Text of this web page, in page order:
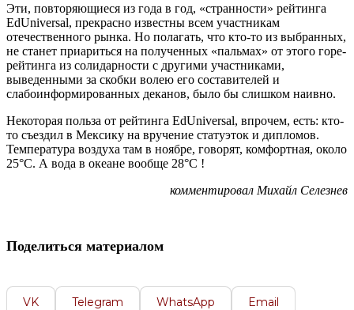
Эти, повторяющиеся из года в год, «странности» рейтинга
EdUniversal, прекрасно известны всем участникам
отечественного рынка. Но полагать, что кто-то из выбранных,
не станет приариться на полученных «пальмах» от этого горе-
рейтинга из солидарности с другими участниками,
выведенными за скобки волею его составителей и
слабоинформированных деканов, было бы слишком наивно.
Некоторая польза от рейтинга EdUniversal, впрочем, есть: кто-
то съездил в Мексику на вручение статуэток и дипломов.
Температура воздуха там в ноябре, говорят, комфортная, около
25°C. А вода в океане вообще 28°C !
комментировал Михайл Селезнев
Поделиться материалом
VK Telegram WhatsApp Email